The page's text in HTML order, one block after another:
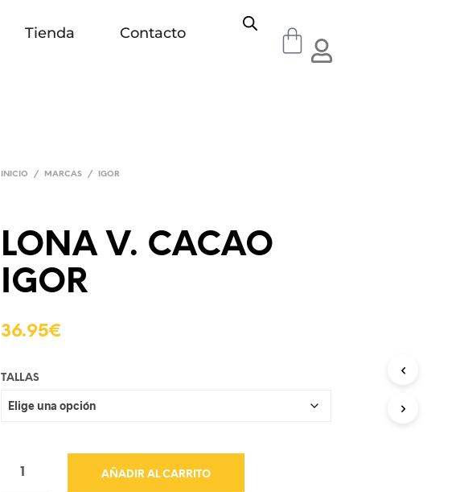
Tienda Contacto
INICIO / MARCAS / IGOR
LONA V. CACAO
IGOR
36.95€
TALLAS
AÑADIR AL CARRITO